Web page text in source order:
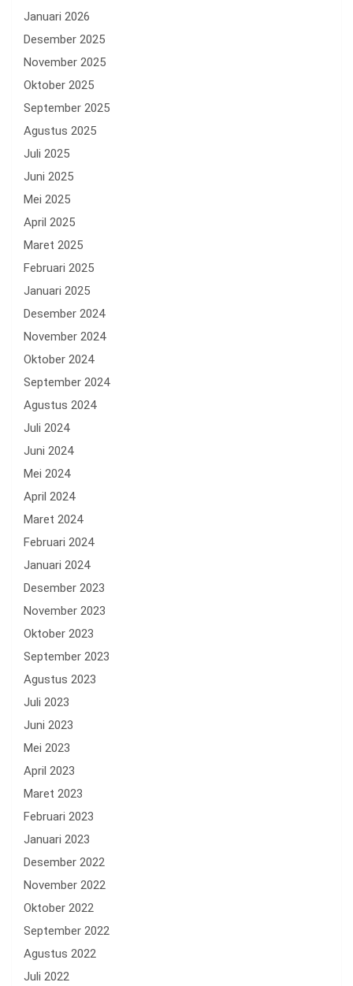
Januari 2026
Desember 2025
November 2025
Oktober 2025
September 2025
Agustus 2025
Juli 2025
Juni 2025
Mei 2025
April 2025
Maret 2025
Februari 2025
Januari 2025
Desember 2024
November 2024
Oktober 2024
September 2024
Agustus 2024
Juli 2024
Juni 2024
Mei 2024
April 2024
Maret 2024
Februari 2024
Januari 2024
Desember 2023
November 2023
Oktober 2023
September 2023
Agustus 2023
Juli 2023
Juni 2023
Mei 2023
April 2023
Maret 2023
Februari 2023
Januari 2023
Desember 2022
November 2022
Oktober 2022
September 2022
Agustus 2022
Juli 2022